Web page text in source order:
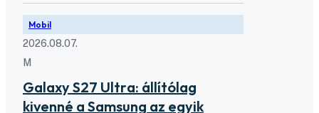
Mobil
2026.08.07.
M
Galaxy S27 Ultra: állítólag
kivenné a Samsung az egyik